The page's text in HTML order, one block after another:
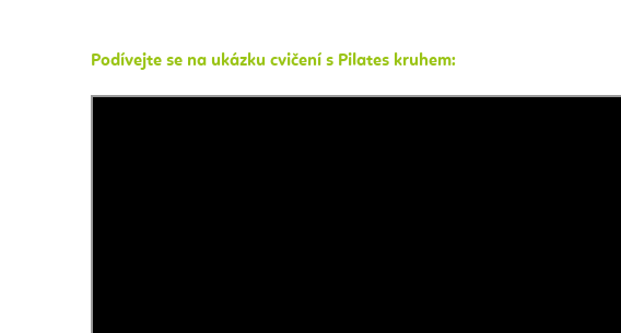
Podívejte se na ukázku cvičení s Pilates kruhem: